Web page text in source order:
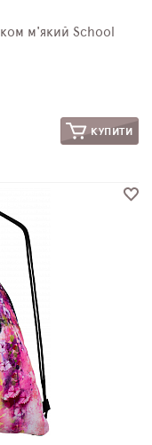
м'який School
КУПИТИ